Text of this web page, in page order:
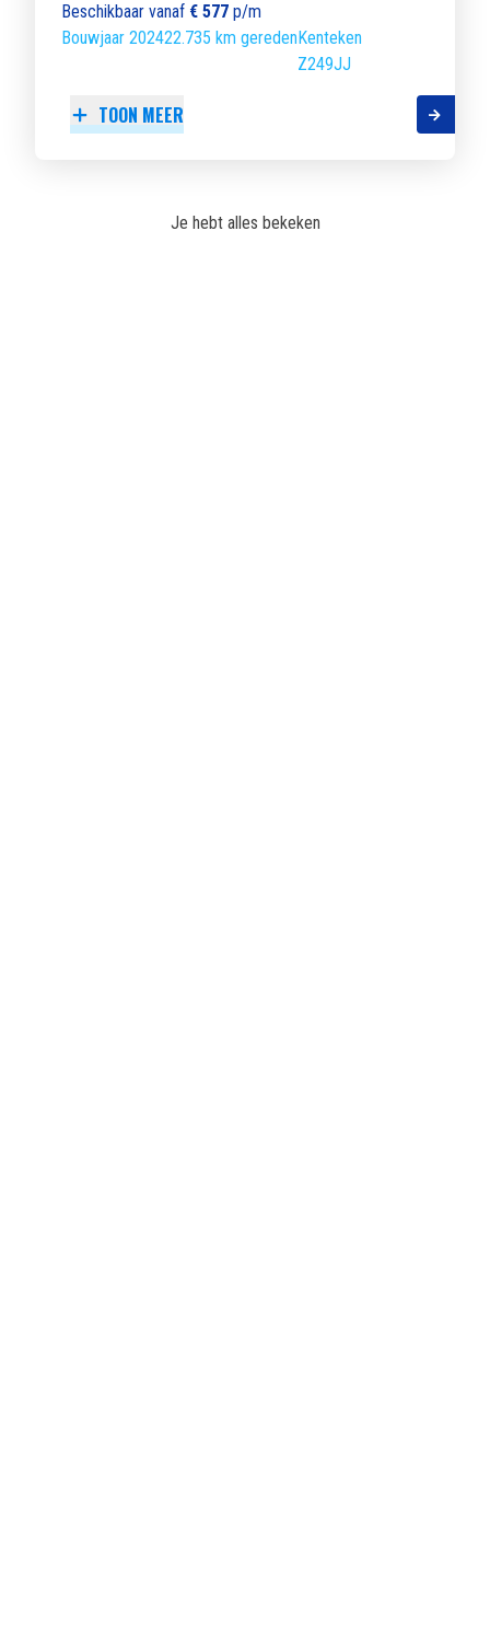
Beschikbaar vanaf € 577 p/m
Bouwjaar 202422.735 km geredenKenteken
Z249JJ
TOON MEER
Je hebt alles bekeken